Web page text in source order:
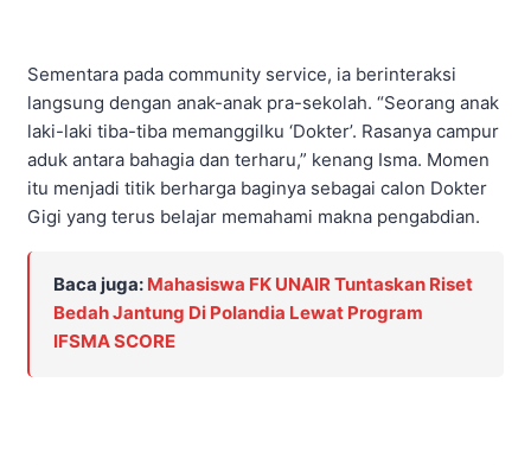
Sementara pada community service, ia berinteraksi
langsung dengan anak-anak pra-sekolah. “Seorang anak
laki-laki tiba-tiba memanggilku ‘Dokter’. Rasanya campur
aduk antara bahagia dan terharu,” kenang Isma. Momen
itu menjadi titik berharga baginya sebagai calon Dokter
Gigi yang terus belajar memahami makna pengabdian.
Baca juga: Mahasiswa FK UNAIR Tuntaskan Riset
Bedah Jantung Di Polandia Lewat Program
IFSMA SCORE